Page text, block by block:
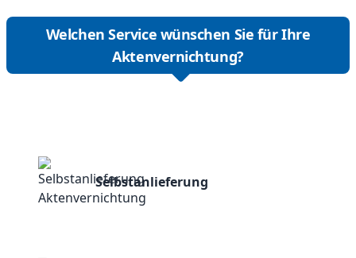
Welchen Service wünschen Sie für Ihre
Aktenvernichtung?
Selbstanlieferung